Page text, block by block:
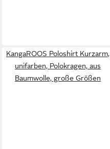
KangaROOS Poloshirt Kurzarm,
unifarben, Polokragen, aus
Baumwolle, große Größen